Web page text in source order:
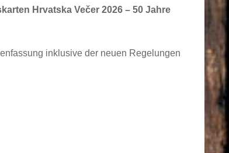
Hrvatska Večer 2026 – 50 Jahre
inklusive der neuen Regelungen